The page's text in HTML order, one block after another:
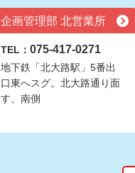
企画管理部 北営業所
TEL： 075-417-0271
地下鉄「北大路駅」5番出
口東へスグ。北大路通り面
す、南側